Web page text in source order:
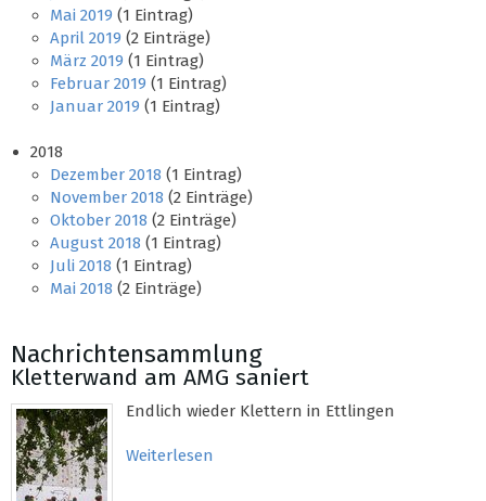
Mai 2019 (1 Eintrag)
April 2019 (2 Einträge)
März 2019 (1 Eintrag)
Februar 2019 (1 Eintrag)
Januar 2019 (1 Eintrag)
2018
Dezember 2018 (1 Eintrag)
November 2018 (2 Einträge)
Oktober 2018 (2 Einträge)
August 2018 (1 Eintrag)
Juli 2018 (1 Eintrag)
Mai 2018 (2 Einträge)
Nachrichtensammlung
Kletterwand am AMG saniert
Endlich wieder Klettern in Ettlingen
Weiterlesen